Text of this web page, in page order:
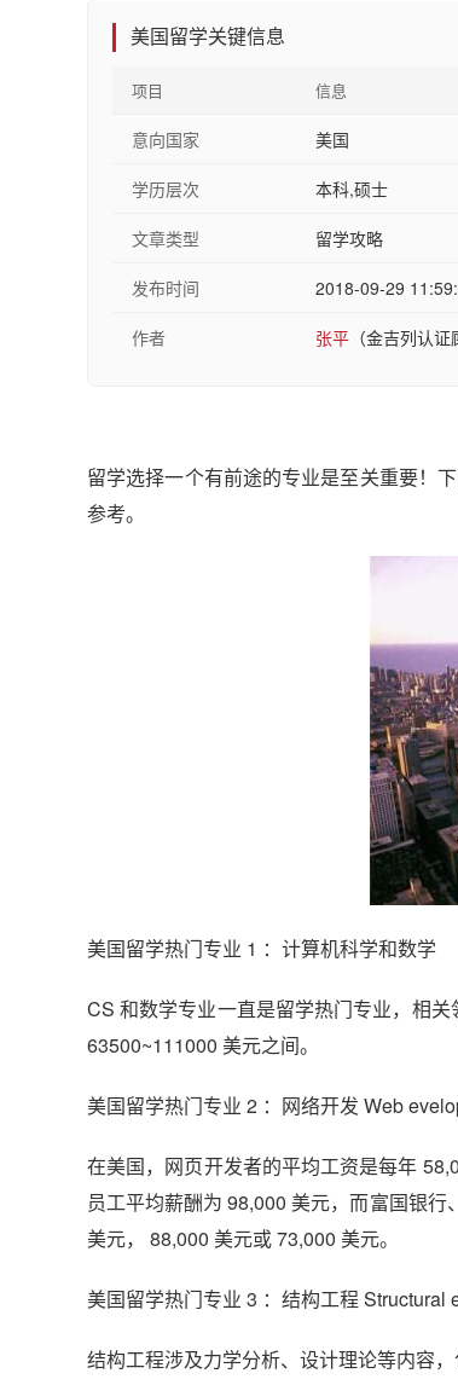
美国留学关键信息
项目 信息
意向国家 美国
学历层次 本科,硕士
文章类型 留学攻略
发布时间 2018-09-29
作者 张平 （金吉列认证
留学选择一个有前途的专业是至关重要！
参考。
美国留学热门专业 1 ：计算机科学和数学
CS 和数学专业一直是留学热门专业，相
63500~111000 美元之间。
美国留学热门专业 2 ：网络开发 Web
在美国，网页开发者的平均工资是每年
员工平均薪酬为 98,000 美元，而富国银
美元， 88,000 美元或 73,000 美元。
美国留学热门专业 3 ：结构工程 Structural
结构工程涉及力学分析、设计理论等内容